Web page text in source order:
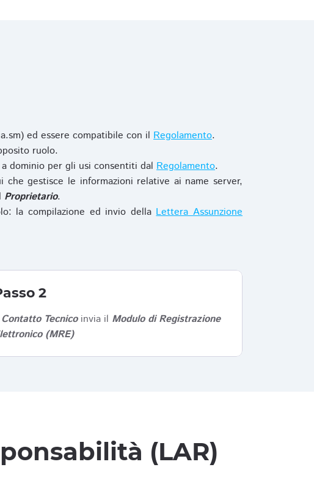
ed essere compatibile con il Regolamento.
ruolo.
dominio per gli usi consentiti dal Regolamento.
che gestisce le informazioni relative ai name server,
Proprietario.
la compilazione ed invio dellaLettera Assunzione
2
Contatto Tecnicoinvia il Modulo di Registrazione
(MRE)
(LAR)